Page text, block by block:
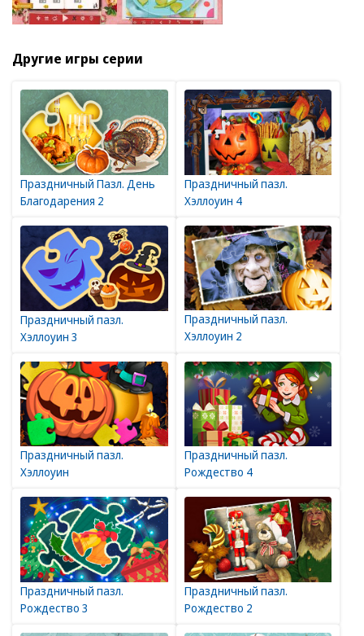
Другие игры серии
Праздничный Пазл. День
Благодарения 2
Праздничный пазл.
Хэллоуин 4
Праздничный пазл.
Хэллоуин 3
Праздничный пазл.
Хэллоуин 2
Праздничный пазл.
Хэллоуин
Праздничный пазл.
Рождество 4
Праздничный пазл.
Рождество 3
Праздничный пазл.
Рождество 2